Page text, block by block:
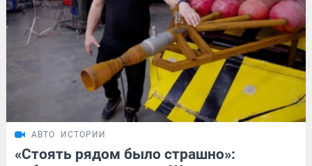
АВТО ИСТОРИИ
«Стоять рядом было страшно»: